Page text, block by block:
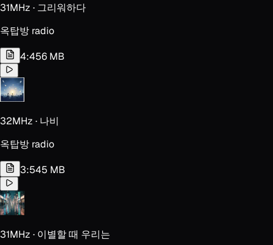
31MHz · 그리워하다
옥탑방 radio
4:456 MB
32MHz · 나비
옥탑방 radio
3:545 MB
31MHz · 이별할 때 우리는